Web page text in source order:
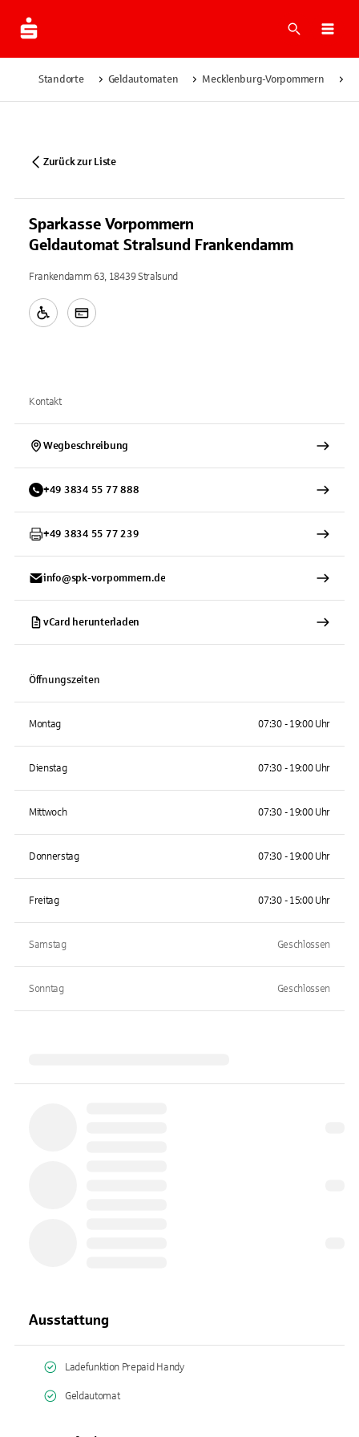
Suche
Standorte Geldautomaten Mecklenburg-Vorpommern
Zurück zur Liste
Sparkasse Vorpommern
Geldautomat Stralsund Frankendamm
Frankendamm 63, 18439 Stralsund
Kontakt
Wegbeschreibung
+49 3834 55 77 888
+49 3834 55 77 239
info@spk-vorpommern.de
vCard herunterladen
Öffnungszeiten
Montag 07:30 - 19:00 Uhr
Dienstag 07:30 - 19:00 Uhr
Mittwoch 07:30 - 19:00 Uhr
Donnerstag 07:30 - 19:00 Uhr
Freitag 07:30 - 15:00 Uhr
Samstag Geschlossen
Sonntag Geschlossen
Ausstattung
Ladefunktion Prepaid Handy
Geldautomat